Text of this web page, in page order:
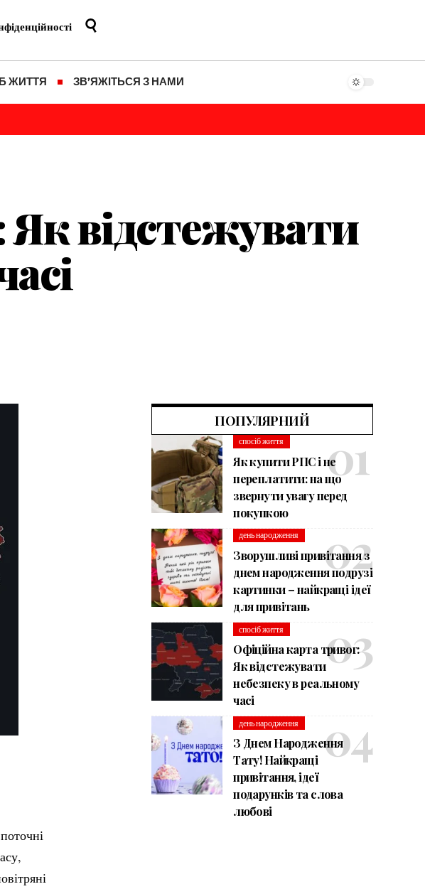
ЖИТТЯ ЗВ’ЯЖІТЬСЯ З НАМИ
відстежувати
ПОПУЛЯРНИЙ
спосіб життя
Як купити РПС і не
переплатити: на що
звернути увагу перед
покупкою
день народження
Зворушливі привітання з
днем народження подрузі
картинки – найкращі ідеї
для привітань
спосіб життя
Офіційна карта тривог:
Як відстежувати
небезпеку в реальному
часі
день народження
З Днем Народження
Тату! Найкращі
привітання, ідеї
подарунків та слова
любові